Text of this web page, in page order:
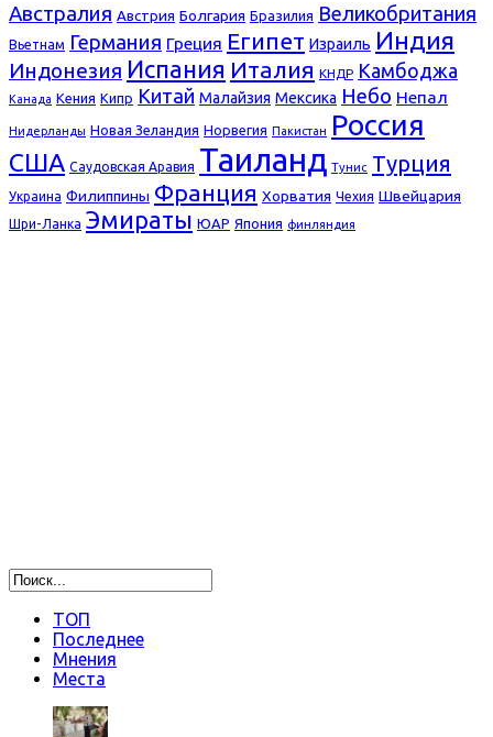
Австралия Австрия Болгария Бразилия Великобритания
Вьетнам Германия Греция Египет Израиль Индия
Индонезия Испания Италия КНДР Камбоджа
Канада Кения Кипр Китай Малайзия Мексика Небо Непал
Нидерланды Новая Зеландия Норвегия Пакистан Россия
США Саудовская Аравия Таиланд Тунис Турция
Украина Филиппины Франция Хорватия Чехия Швейцария
Шри-Ланка Эмираты ЮАР Япония финляндия
ТОП
Последнее
Мнения
Места